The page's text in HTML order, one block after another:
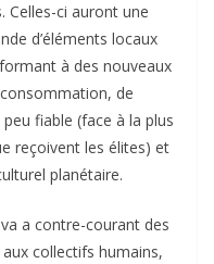
Celles-ci auront une
d’éléments locaux
à des nouveaux
de
fiable (face à la plus
reçoivent les élites) et
planétaire.
a contre-courant des
collectifs humains,